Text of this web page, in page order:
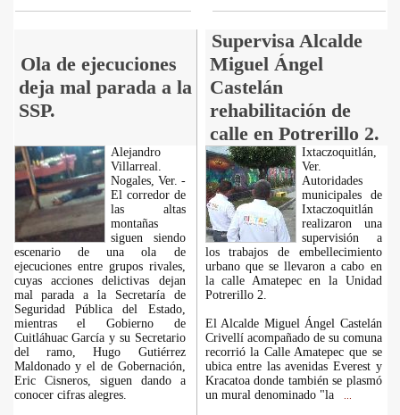
Ola de ejecuciones
deja mal parada a la
SSP.
Supervisa Alcalde
Miguel Ángel
Castelán
rehabilitación de
calle en Potrerillo 2.
Alejandro
Villarreal.
Nogales, Ver. -
El corredor de
las altas
montañas
siguen siendo
escenario de una ola de
ejecuciones entre grupos rivales,
cuyas acciones delictivas dejan
mal parada a la Secretaría de
Seguridad Pública del Estado,
mientras el Gobierno de
Cuitláhuac García y su Secretario
del ramo, Hugo Gutiérrez
Maldonado y el de Gobernación,
Eric Cisneros, siguen dando a
conocer cifras alegres.
Ixtaczoquitlán,
Ver.
Autoridades
municipales de
Ixtaczoquitlán
realizaron una
supervisión a
los trabajos de embellecimiento
urbano que se llevaron a cabo en
la calle Amatepec en la Unidad
Potrerillo 2.
El Alcalde Miguel Ángel Castelán
Crivellí acompañado de su comuna
recorrió la Calle Amatepec que se
ubica entre las avenidas Everest y
Kracatoa donde también se plasmó
un mural denominado "la